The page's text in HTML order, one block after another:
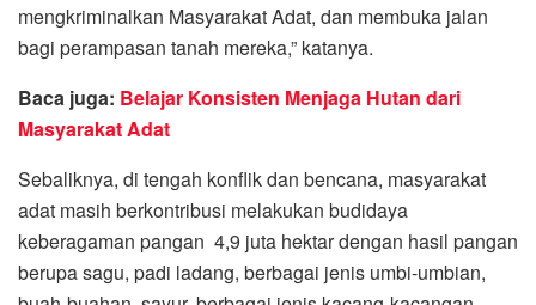
mengkriminalkan Masyarakat Adat, dan membuka jalan
bagi perampasan tanah mereka,” katanya.
Baca juga: Belajar Konsisten Menjaga Hutan dari
Masyarakat Adat
Sebaliknya, di tengah konflik dan bencana, masyarakat
adat masih berkontribusi melakukan budidaya
keberagaman pangan 4,9 juta hektar dengan hasil pangan
berupa sagu, padi ladang, berbagai jenis umbi-umbian,